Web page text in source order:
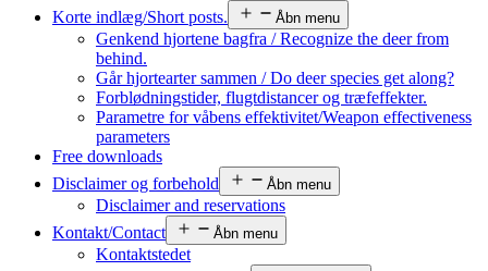
Korte indlæg/Short posts.
Åbn menu
Genkend hjortene bagfra / Recognize the deer from
behind.
Går hjortearter sammen / Do deer species get along?
Forblødningstider, flugtdistancer og træfeffekter.
Parametre for våbens effektivitet/Weapon effectiveness
parameters
Free downloads
Disclaimer og forbehold
Åbn menu
Disclaimer and reservations
Kontakt/Contact
Åbn menu
Kontaktstedet